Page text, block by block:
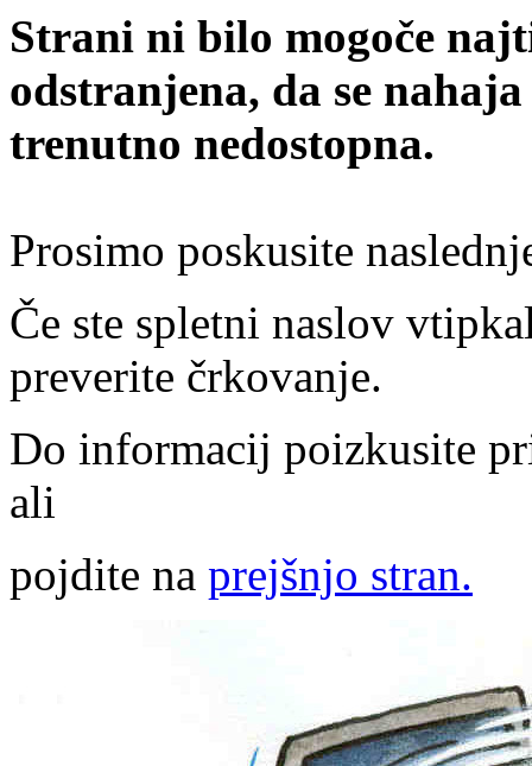
Strani ni bilo mogoče
odstranjena, da se
trenutno nedostopna.
Prosimo poskusite
Če ste spletni naslov
preverite črkovanje.
Do informacij poizkusite
ali
pojdite na prejšnjo stran.